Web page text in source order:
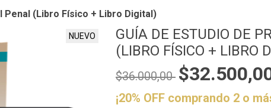
Penal (Libro Físico + Libro Digital)
NUEVO
GUÍA DE ESTUDIO DE
(LIBRO FÍSICO + LIBRO
$36.000,00
¡20% OFF comprando 2 o